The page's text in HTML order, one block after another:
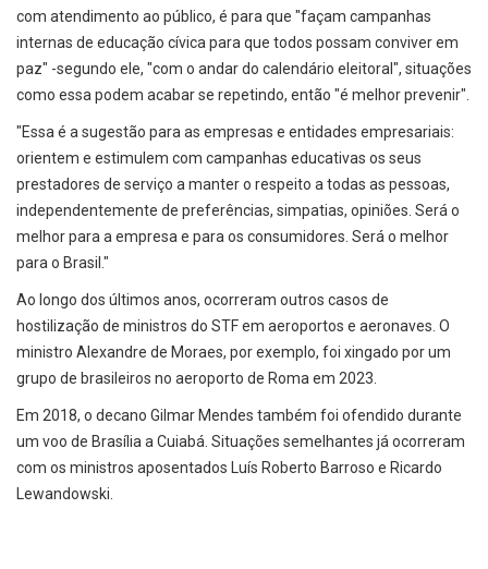
com atendimento ao público, é para que "façam campanhas
internas de educação cívica para que todos possam conviver em
paz" -segundo ele, "com o andar do calendário eleitoral", situações
como essa podem acabar se repetindo, então "é melhor prevenir".
"Essa é a sugestão para as empresas e entidades empresariais:
orientem e estimulem com campanhas educativas os seus
prestadores de serviço a manter o respeito a todas as pessoas,
independentemente de preferências, simpatias, opiniões. Será o
melhor para a empresa e para os consumidores. Será o melhor
para o Brasil."
Ao longo dos últimos anos, ocorreram outros casos de
hostilização de ministros do STF em aeroportos e aeronaves. O
ministro Alexandre de Moraes, por exemplo, foi xingado por um
grupo de brasileiros no aeroporto de Roma em 2023.
Em 2018, o decano Gilmar Mendes também foi ofendido durante
um voo de Brasília a Cuiabá. Situações semelhantes já ocorreram
com os ministros aposentados Luís Roberto Barroso e Ricardo
Lewandowski.